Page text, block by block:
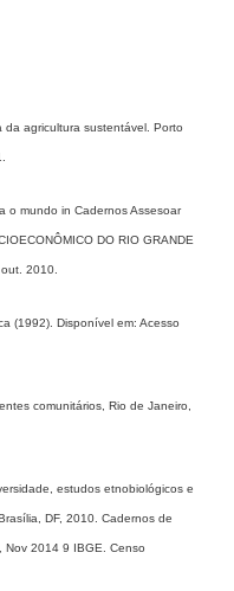
da agricultura sustentável. Porto
o mundo in Cadernos Assesoar
DO RIO GRANDE
2010.
(1992). Disponível em: Acesso
comunitários, Rio de Janeiro,
estudos etnobiológicos e
DF, 2010. Cadernos de
Nov 2014 9 IBGE. Censo